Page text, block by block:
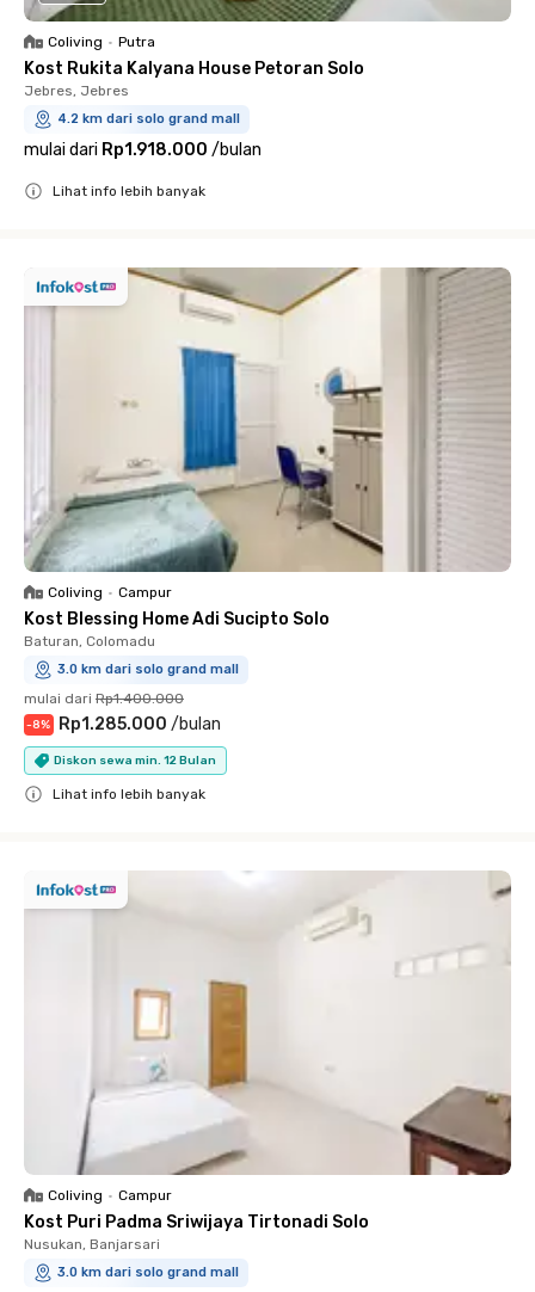
Coliving • Putra
Kost Rukita Kalyana House Petoran Solo
Jebres, Jebres
4.2 km dari solo grand mall
mulai dari Rp1.918.000 /bulan
Lihat info lebih banyak
Coliving • Campur
Kost Blessing Home Adi Sucipto Solo
Baturan, Colomadu
3.0 km dari solo grand mall
mulai dari Rp1.400.000
-8% Rp1.285.000 /bulan
Diskon sewa min. 12 Bulan
Lihat info lebih banyak
Coliving • Campur
Kost Puri Padma Sriwijaya Tirtonadi Solo
Nusukan, Banjarsari
3.0 km dari solo grand mall